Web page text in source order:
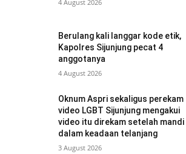
4 August 2026
Berulang kali langgar kode etik,
Kapolres Sijunjung pecat 4
anggotanya
4 August 2026
Oknum Aspri sekaligus perekam
video LGBT Sijunjung mengakui
video itu direkam setelah mandi
dalam keadaan telanjang
3 August 2026